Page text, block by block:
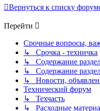
Вернуться к списку
Перейти
Срочные вопросы,
↳ Срочка - техничка
↳ Содержание
↳ Содержание
↳ Новости,
Технический форум
↳ Техчасть
↳ Расходные